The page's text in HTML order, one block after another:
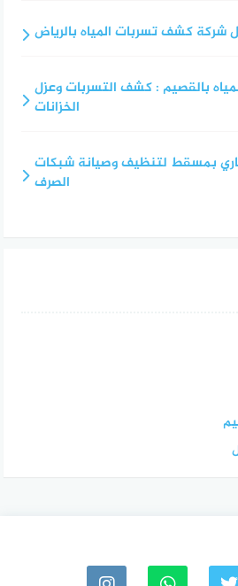
شركة كشف تسربات المياه بالرياض
بالقصيم : كشف التسربات وعزل
الخزانات
بمسقط لتنظيف وصيانة شبكات
الصرف